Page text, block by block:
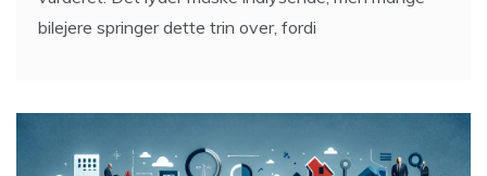
bilejere springer dette trin over, fordi